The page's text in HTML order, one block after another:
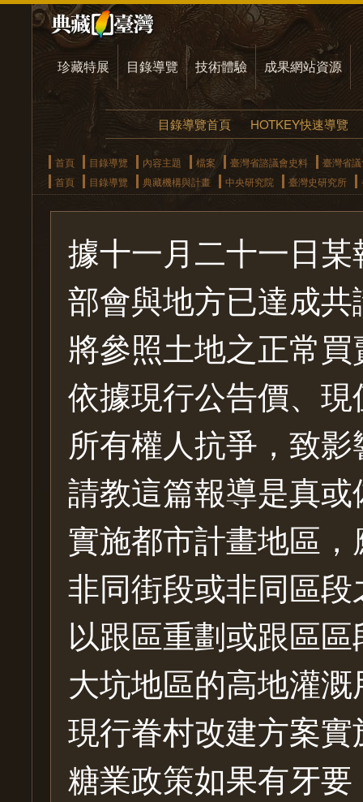
珍藏特展 目錄導覽 技術體驗 成果網站資源
目錄導覽首頁 HOTKEY快速導覽
首頁 目錄導覽 內容主題 檔案 臺灣省諮議會史料
臺灣省
首頁
目錄導覽 典藏機構與計畫 中央研究院 臺灣史研究所
據十一月二十一日
部會與地方已達成
將參照土地之正常
依據現行公告價、
所有權人抗爭，致
請教這篇報導是真
實施都市計畫地區
非同街段或非同區
以跟區重劃或跟區
大坑地區的高地灌
現行眷村改建方案
糖業政策如果有牙